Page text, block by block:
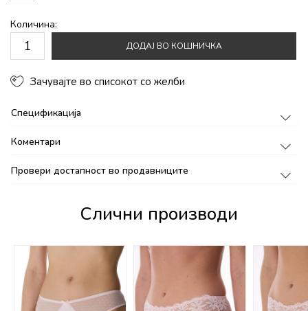
Количина:
ДОДАЈ ВО КОШНИЧКА
Зачувајте во списокот со желби
Спецификација
Коментари
Провери достапност во продавниците
Слични производи